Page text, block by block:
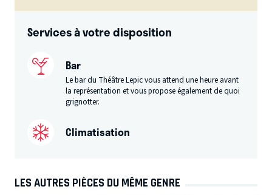
Services à votre disposition
Bar
Le bar du Théâtre Lepic vous attend une heure avant
la représentation et vous propose également de quoi
grignotter.
Climatisation
LES AUTRES PIÈCES DU MÊME GENRE